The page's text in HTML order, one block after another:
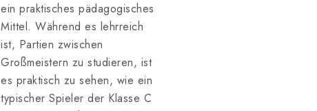
ein praktisches pädagogisches
Mittel. Während es lehrreich
ist, Partien zwischen
Großmeistern zu studieren, ist
es praktisch zu sehen, wie ein
typischer Spieler der Klasse C